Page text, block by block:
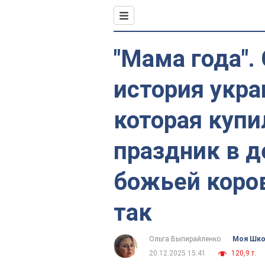
"Мама года".
история
которая
праздник в
божьей
так
Ольга Выпирайленко
Моя
20.12.2025 15:41
120,9 т.